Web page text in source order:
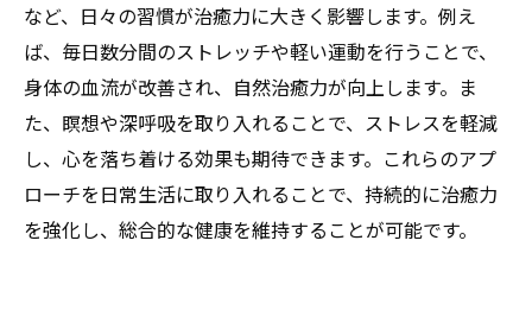
など、日々の習慣が治癒力に大きく影響します。例え
ば、毎日数分間のストレッチや軽い運動を行うことで、
身体の血流が改善され、自然治癒力が向上します。ま
た、瞑想や深呼吸を取り入れることで、ストレスを軽減
し、心を落ち着ける効果も期待できます。これらのアプ
ローチを日常生活に取り入れることで、持続的に治癒力
を強化し、総合的な健康を維持することが可能です。